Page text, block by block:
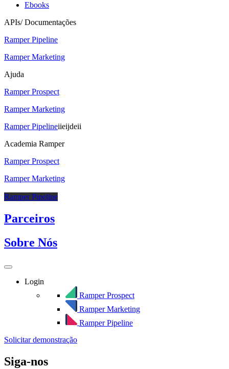
Ebooks
APIs/ Documentações
Ramper Pipeline
Ramper Marketing
Ajuda
Ramper Prospect
Ramper Marketing
Ramper Pipelineiieijdeii
Academia Ramper
Ramper Prospect
Ramper Marketing
Ramper Pipeline
Parceiros
Sobre Nós
Login
Ramper Prospect
Ramper Marketing
Ramper Pipeline
Solicitar demonstração
Siga-nos